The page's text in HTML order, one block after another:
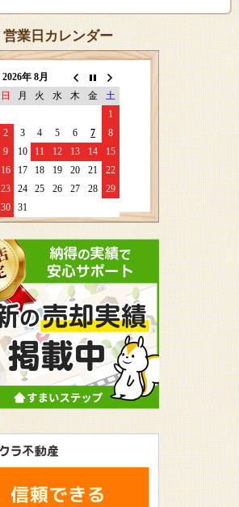
営業日カレンダー
2026年 8月
日
月 火 水 木 金
土
1
2
3 4 5 6 7
8
9
10 11 12 13 14
15
16
17 18 19 20 21
22
23
24 25 26 27 28
29
30
31